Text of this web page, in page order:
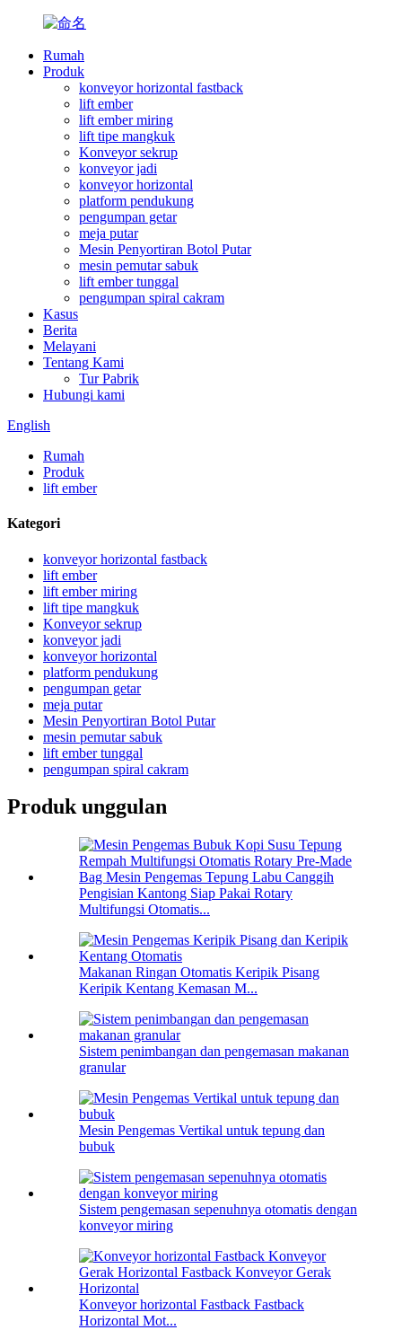
Rumah
Produk
konveyor horizontal fastback
lift ember
lift ember miring
lift tipe mangkuk
Konveyor sekrup
konveyor jadi
konveyor horizontal
platform pendukung
pengumpan getar
meja putar
Mesin Penyortiran Botol Putar
mesin pemutar sabuk
lift ember tunggal
pengumpan spiral cakram
Kasus
Berita
Melayani
Tentang Kami
Tur Pabrik
Hubungi kami
English
Rumah
Produk
lift ember
Kategori
konveyor horizontal fastback
lift ember
lift ember miring
lift tipe mangkuk
Konveyor sekrup
konveyor jadi
konveyor horizontal
platform pendukung
pengumpan getar
meja putar
Mesin Penyortiran Botol Putar
mesin pemutar sabuk
lift ember tunggal
pengumpan spiral cakram
Produk unggulan
Pengisian Kantong Siap Pakai Rotary
Multifungsi Otomatis...
Makanan Ringan Otomatis Keripik Pisang
Keripik Kentang Kemasan M...
Sistem penimbangan dan pengemasan makanan
granular
Mesin Pengemas Vertikal untuk tepung dan
bubuk
Sistem pengemasan sepenuhnya otomatis dengan
konveyor miring
Konveyor horizontal Fastback Fastback
Horizontal Mot...